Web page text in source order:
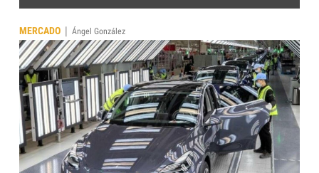
MERCADO | Ángel González